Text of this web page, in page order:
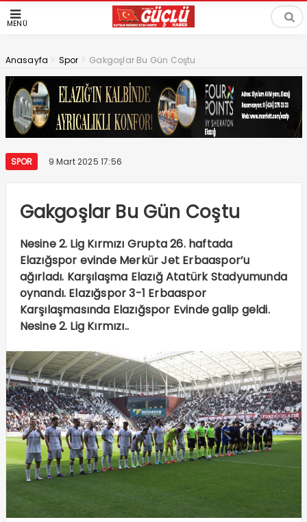
MENÜ
Anasayfa > Spor > Gakgoşlar Bu Gün Coştu
SPOR 9 Mart 2025 17:56
Gakgoşlar Bu Gün Coştu
Nesine 2. Lig Kırmızı Grupta 26. haftada
Elazığspor evinde Merkür Jet Erbaaspor’u
ağırladı. Karşılaşma Elazığ Atatürk Stadyumunda
oynandı. Elazığspor 3-1 Erbaaspor
Karşılaşmasında Elazığspor Evinde galip geldi.
Nesine 2. Lig Kırmızı..